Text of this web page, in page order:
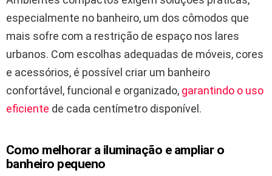
especialmente no banheiro, um dos cômodos que
mais sofre com a restrição de espaço nos lares
urbanos. Com escolhas adequadas de móveis, cores
e acessórios, é possível criar um banheiro
confortável, funcional e organizado, garantindo o uso
eficiente de cada centímetro disponível.
Como melhorar a iluminação e ampliar o
banheiro pequeno